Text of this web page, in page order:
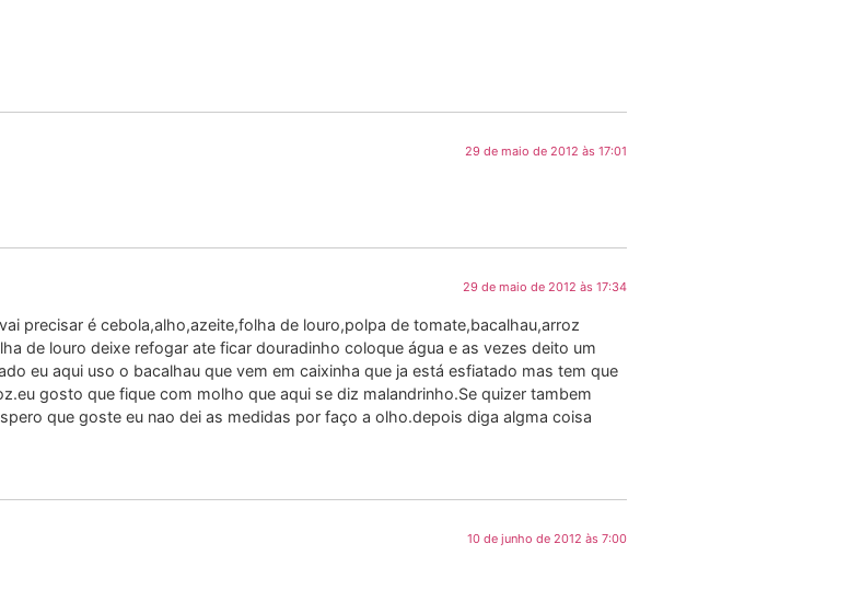
29 de maio de 2012 às 17:01
29 de maio de 2012 às 17:34
precisar é cebola,alho,azeite,folha de louro,polpa de tomate,bacalhau,arroz
de louro deixe refogar ate ficar douradinho coloque água e as vezes deito um
eu aqui uso o bacalhau que vem em caixinha que ja está esfiatado mas tem que
gosto que fique com molho que aqui se diz malandrinho.Se quizer tambem
que goste eu nao dei as medidas por faço a olho.depois diga algma coisa
10 de junho de 2012 às 7:00